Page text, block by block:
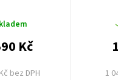
bez DPH
Kč
1